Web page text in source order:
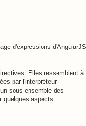
d'expressions d'AngularJS,
Elles ressemblent à
par l'interpréteur
sous-ensemble des
aspects.